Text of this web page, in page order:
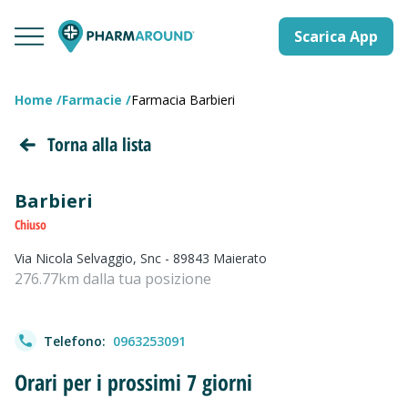
Scarica App
Home Farmacie Farmacia Barbieri
Torna alla lista
Barbieri
Chiuso
Via Nicola Selvaggio, Snc - 89843 Maierato
276.77km dalla tua posizione
Telefono: 0963253091
Orari per i prossimi 7 giorni